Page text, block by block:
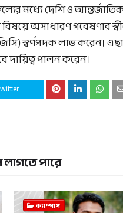
মধ্যে দেশি ও
অসাধারণ গবেষণার
স্বর্ণপদক লাভ করেন।
পালন করেন।
পারে
ক্যাম্পাস